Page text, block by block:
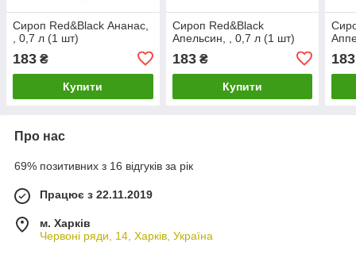
Сироп Red&Black Ананас,
, 0,7 л (1 шт)
183 ₴
Купити
Сироп Red&Black
Апельсин, , 0,7 л (1 шт)
183₴
Купити
183
Про нас
69% позитивних з 16 відгуків за рік
Працює з 22.11.2019
м. Харків
Червоні ряди, 14, Харків, Україна